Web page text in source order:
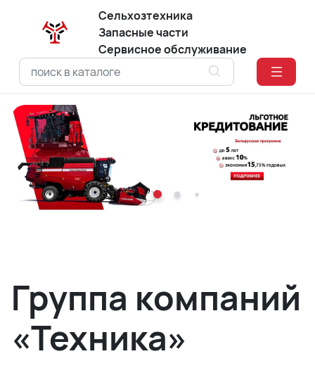
Сельхозтехника
Запасные части
Сервисное обслуживание
Группа компаний
«Техника»